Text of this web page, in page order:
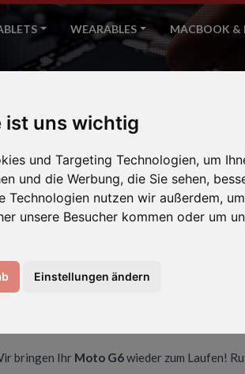
ist uns wichtig
und Targeting Technologien, um
und die Werbung, die Sie sehen,
Technologien nutzen wir außerdem,
unsere Besucher kommen oder um
Einstellungen ändern
WEARABLES MACBOOK &
MOTO G6
bringen Ihr Moto G6wieder zum Laufen!